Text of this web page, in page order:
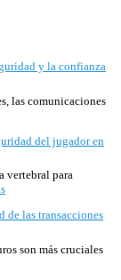
y la confianza
las comunicaciones
del jugador en
vertebral para
:
medidas
juego
de las transacciones
son más cruciales